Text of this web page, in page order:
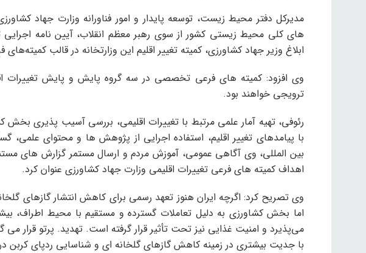
مدیرکل دفتر محیط زیست، توسعه پایدار و امور فناورانه وزارت جهاد
های کلی محیط زیستی کشور از سوی رهبر معظم انقلاب، آیین نامه اجرایی
ابلاغ وزیر جهاد کشاورزی، کمیته تغییر اقلیم این وزارتخانه در قالب
وی افزود: کمیته های فرعی تخصصی در سه گروه پایش و پایش تغییرات
ترویجی خواهند بود.
رئوفی، تهیه آمار علمی مرتبط با تغییرات اقلیمی، بررسی آسیب پذیری بخش
با پیامدهای تغییر اقلیم، استفاده اجرایی از پژوهش ها و محتوای
بین المللی، وی آگاهی عمومی، آموزش مردم و ارسال مستمر گزارش های
اهداف کمیته های فرعی تغییرات اقلیمی وزارت جهاد کشاورزی عنوان کرد.
وی تصریح کرد: اگرچه ایران هنوز تعهد رسمی برای کاهش انتشار گازهای
اما بخش کشاورزی به دلیل تعاملات گسترده و مستقیم با محیط اطراف،
می‌پذیرد و امنیت غذایی نیز تحت تأثیر قرار گرفته است. تهدید. پرتو قرار می
با جدیت بیشتری در زمینه کاهش گازهای گلخانه ای و شناسایی ردپای کربن